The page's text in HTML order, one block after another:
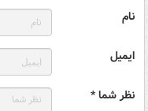
نام
ایمیل
نظر شما *